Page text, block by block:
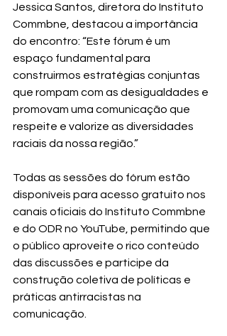
Jessica Santos, diretora do Instituto
Commbne, destacou a importância
do encontro: “Este fórum é um
espaço fundamental para
construirmos estratégias conjuntas
que rompam com as desigualdades e
promovam uma comunicação que
respeite e valorize as diversidades
raciais da nossa região.”
Todas as sessões do fórum estão
disponíveis para acesso gratuito nos
canais oficiais do Instituto Commbne
e do ODR no YouTube, permitindo que
o público aproveite o rico conteúdo
das discussões e participe da
construção coletiva de políticas e
práticas antirracistas na
comunicação.